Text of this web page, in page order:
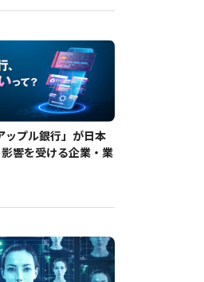
ップル銀行」が日本
響を受ける企業・業